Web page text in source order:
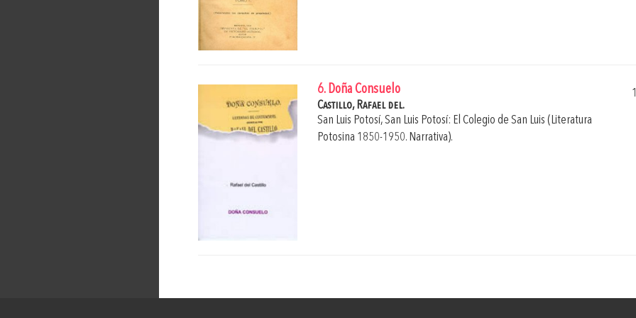
6. Doña Consuelo
Castillo, Rafael del.
San Luis Potosí, San Luis Potosí: El Colegio de San Luis (Literatura
Potosina 1850-1950. Narrativa).